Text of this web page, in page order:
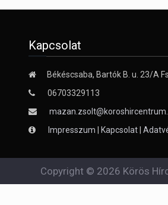
Kapcsolat
Békéscsaba, Bartók B. u. 23/A
06703329113
Impresszum | Kapcsolat|
Copyright © 2026 Körös